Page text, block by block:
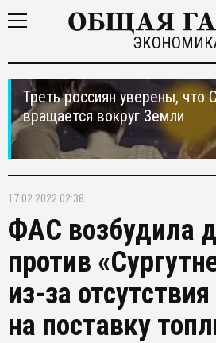
Треть россиян уверены, что
вращается вокруг Земли
17.02.2022 02:38
ФАС возбудила
против
из-за
на поставку